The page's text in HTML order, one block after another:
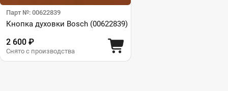
Парт №: 00622839
Кнопка духовки Bosch (00622839)
2 600 ₽
Снято с производства